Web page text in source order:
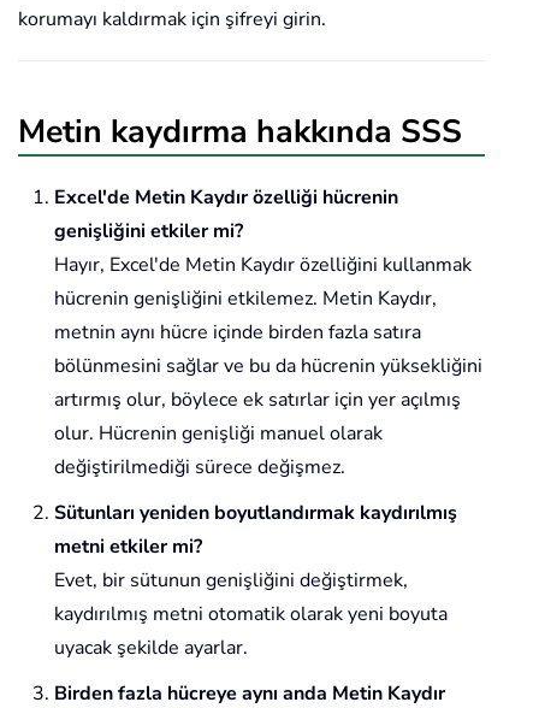
korumayı kaldırmak için şifreyi girin.
Metin kaydırma hakkında SSS
Excel'de Metin Kaydır özelliği hücrenin
genişliğini etkiler mi?
Hayır, Excel'de Metin Kaydır özelliğini kullanmak
hücrenin genişliğini etkilemez. Metin Kaydır,
metnin aynı hücre içinde birden fazla satıra
bölünmesini sağlar ve bu da hücrenin yüksekliğini
artırmış olur, böylece ek satırlar için yer açılmış
olur. Hücrenin genişliği manuel olarak
değiştirilmediği sürece değişmez.
Sütunları yeniden boyutlandırmak kaydırılmış
metni etkiler mi?
Evet, bir sütunun genişliğini değiştirmek,
kaydırılmış metni otomatik olarak yeni boyuta
uyacak şekilde ayarlar.
Birden fazla hücreye aynı anda Metin Kaydır